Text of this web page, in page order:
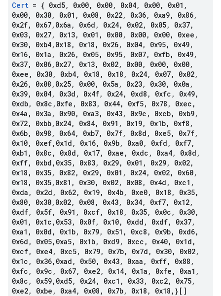
Cert = { 0xd5, 0x00, 0x00, 0x04, 0x00, 0x01 ,
0x00, 0x30, 0x01 , 0x08 , 0x22, 0x36, 0xa9, 0x86,
0x2f, 0x67, 0x6a , 0x6d , 0x24, 0x02, 0x05, 0x37,
0x03, 0x27, 0x13, 0x01 , 0x00, 0x00, 0x00, 0xee ,
0x30, 0xb4, 0x18 , 0x18 , 0x26, 0x04, 0x95, 0x49,
0x16, 0x1a , 0x26, 0x05, 0x95, 0x07, 0xfb, 0x49,
0x37, 0x06, 0x27, 0x13, 0x02, 0x00, 0x00, 0x00,
0xee , 0x30, 0xb4, 0x18 , 0x18 , 0x24, 0x07, 0x02,
0x26, 0x08 , 0x25, 0x00, 0x5a , 0x23, 0x30, 0x0a ,
0x39, 0x04, 0x3d , 0x4f, 0x24, 0xd8 , 0xfc , 0x49,
0xdb, 0x8c , 0xfe , 0x83, 0x44, 0xf5, 0x78 , 0xec ,
0x4a , 0x3a , 0x90, 0xa3, 0x43, 0x9c , 0xcb, 0xb9,
0x72, 0xbb, 0x24, 0x84, 0x91 , 0x19, 0x1b, 0xf8 ,
0x6b, 0x98 , 0x64, 0xb7, 0x7f, 0x8d , 0xe5, 0x7f,
0x10, 0xef, 0x1d , 0x16, 0x9b, 0xa0, 0xfd , 0xf7,
0xb1 , 0x8c , 0x8d , 0x17, 0xae , 0xdc , 0xa4, 0x8d ,
0xff, 0xbd , 0x35, 0x83, 0x29, 0x01 , 0x29, 0x02,
0x18 , 0x35, 0x82, 0x29, 0x01 , 0x24, 0x02, 0x60,
0x18 , 0x35, 0x81 , 0x30, 0x02, 0x08 , 0x4d , 0xc1 ,
0xda , 0x2d , 0x62, 0x19, 0x4b, 0xe0, 0x18 , 0x35,
0x80, 0x30, 0x02, 0x08 , 0x43, 0x34, 0xf7, 0x12,
0xdf, 0x5f, 0x91 , 0xcf, 0x18 , 0x35, 0x0c , 0x30,
0x01 , 0x1c , 0x53, 0x0f, 0x10, 0xdd , 0xdf, 0x37,
0xa1 , 0x0d , 0x1b, 0x79, 0x51 , 0xc8 , 0x9b, 0xd6,
0x6d , 0x05, 0xa5, 0x1b, 0xd9, 0xcc , 0x40, 0x1d ,
0xcf, 0xe4, 0xc5, 0x79, 0x7b, 0x7d , 0x30, 0x02,
0x1c , 0x36, 0xad , 0x50, 0x43, 0xaa , 0xff, 0x88 ,
0xfc , 0x9c , 0x67, 0xe2, 0x14, 0x1a , 0xfe , 0xa1 ,
0x8c , 0x59, 0xd5, 0x24, 0xc1 , 0x33, 0xc2, 0x75,
0xe2, 0xbe , 0xa4, 0x08 , 0x7b, 0x18 , 0x18 , }[]